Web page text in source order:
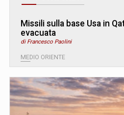
Missili sulla base Usa in
evacuata
di Francesco Paolini
MEDIO ORIENTE